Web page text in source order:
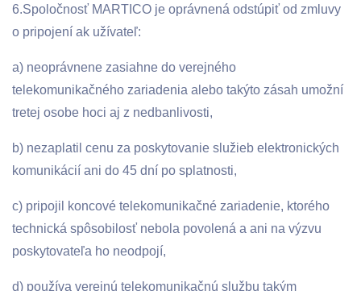
6.Spoločnosť MARTICO je oprávnená odstúpiť od zmluvy
o pripojení ak užívateľ:
a) neoprávnene zasiahne do verejného
telekomunikačného zariadenia alebo takýto zásah umožní
tretej osobe hoci aj z nedbanlivosti,
b) nezaplatil cenu za poskytovanie služieb elektronických
komunikácií ani do 45 dní po splatnosti,
c) pripojil koncové telekomunikačné zariadenie, ktorého
technická spôsobilosť nebola povolená a ani na výzvu
poskytovateľa ho neodpojí,
d) používa verejnú telekomunikačnú službu takým